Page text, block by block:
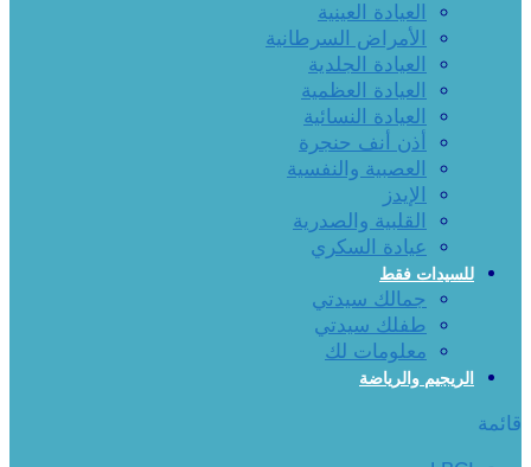
العيادة العينية
الأمراض السرطانية
العيادة الجلدية
العيادة العظمية
العيادة النسائية
أذن أنف حنجرة
العصبية والنفسية
الإيدز
القلبية والصدرية
عيادة السكري
للسيدات فقط
جمالك سيدتي
طفلك سيدتي
معلومات لك
الريجيم والرياضة
قائمة